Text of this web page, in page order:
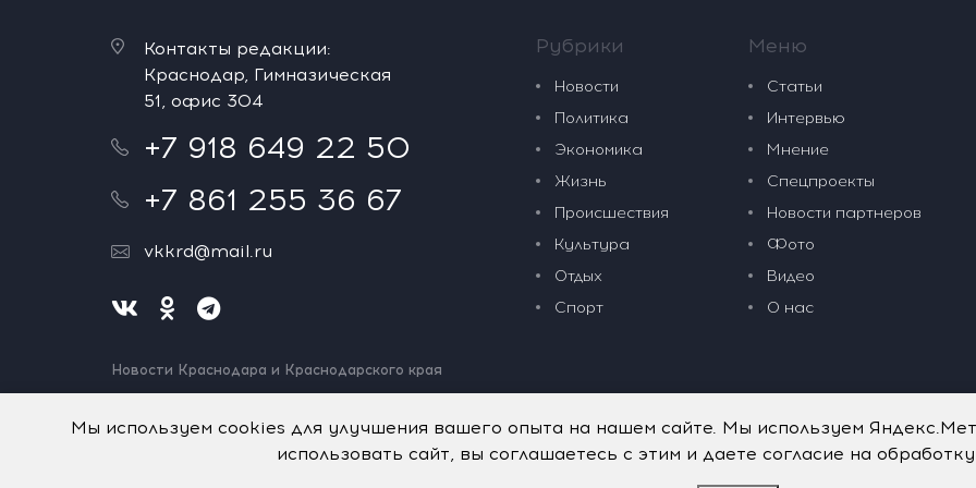
Контакты редакции:
Краснодар, Гимназическая
51, офис 304
+7 918 649 22 50
+7 861 255 36 67
vkkrd@mail.ru
Новости Краснодара и Краснодарского края
Нашли ошибку? Выделите и нажмите Ctrl+Enter.
Рубрики
Новости
Политика
Экономика
Жизнь
Происшествия
Культура
Отдых
Спорт
Меню
Статьи
Интервью
Мнение
Спецпроекты
Новости партнеров
Фото
Видео
О нас
Мы используем cookies для улучшения вашего опыта на нашем сайте. Мы используем
использовать сайт, вы соглашаетесь с этим и даете согласие на